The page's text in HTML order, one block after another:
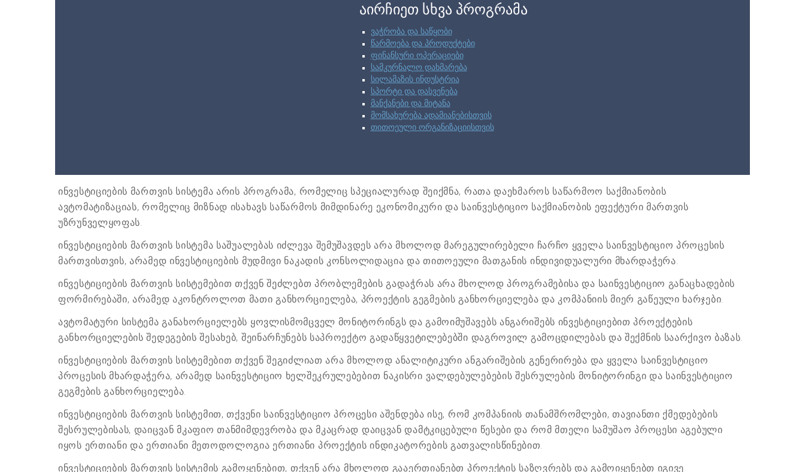
აირჩიეთ სხვა პროგრამა
ვაჭრობა და საწყობი
წარმოება და პროდუქტები
ფინანსური ოპერაციები
სამკურნალო დახმარება
სილამაზის ინდუსტრია
სპორტი და დასვენება
მანქანები და მიტანა
მომსახურება ადამიანებისთვის
თითოეული ორგანიზაციისთვის
ინვესტიციების მართვის სისტემა არის პროგრამა, რომელიც სპეციალურად შეიქმნა, რათა დაეხმაროს საწარმოო საქმიანობის
ავტომატიზაციას, რომელიც მიზნად ისახავს საწარმოს მიმდინარე ეკონომიკური და საინვესტიციო საქმიანობის ეფექტური მართვის
უზრუნველყოფას.
ინვესტიციების მართვის სისტემა საშუალებას იძლევა შემუშავდეს არა მხოლოდ მარეგულირებელი ჩარჩო ყველა საინვესტიციო პროცესის
მართვისთვის, არამედ ინვესტიციების მუდმივი ნაკადის კონსოლიდაცია და თითოეული მათგანის ინდივიდუალური მხარდაჭერა.
ინვესტიციების მართვის სისტემებით თქვენ შეძლებთ პრობლემების გადაჭრას არა მხოლოდ პროგრამებისა და საინვესტიციო განაცხადების
ფორმირებაში, არამედ აკონტროლოთ მათი განხორციელება, პროექტის გეგმების განხორციელება და კომპანიის მიერ გაწეული ხარჯები.
ავტომატური სისტემა განახორციელებს ყოვლისმომცველ მონიტორინგს და გამოიმუშავებს ანგარიშებს ინვესტიციებით პროექტების
განხორციელების შედეგების შესახებ, შეინარჩუნებს საპროექტო გადაწყვეტილებებში დაგროვილ გამოცდილებას და შექმნის საარქივო ბაზას.
ინვესტიციების მართვის სისტემებით თქვენ შეგიძლიათ არა მხოლოდ ანალიტიკური ანგარიშების გენერირება და ყველა საინვესტიციო
პროცესის მხარდაჭერა, არამედ საინვესტიციო ხელშეკრულებებით ნაკისრი ვალდებულებების შესრულების მონიტორინგი და საინვესტიციო
გეგმების განხორციელება.
ინვესტიციების მართვის სისტემით, თქვენი საინვესტიციო პროცესი აშენდება ისე, რომ კომპანიის თანამშრომლები, თავიანთი ქმედებების
შესრულებისას, დაიცვან მკაფიო თანმიმდევრობა და მკაცრად დაიცვან დამტკიცებული წესები და რომ მთელი სამუშაო პროცესი აგებული
იყოს ერთიანი და ერთიანი მეთოდოლოგია ერთიანი პროექტის ინდიკატორების გათვალისწინებით.
ინვესტიციების მართვის სისტემის გამოყენებით, თქვენ არა მხოლოდ გააერთიანებთ პროექტის საზღვრებს და გამოიყენებთ იგივე